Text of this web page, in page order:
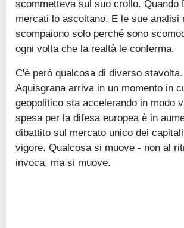
scommetteva sul suo crollo. Quando
mercati lo ascoltano. E le sue analisi
scompaiono solo perché sono
ogni volta che la realtà le conferma.
C'è però qualcosa di diverso
Aquisgrana arriva in un momento in
geopolitico sta accelerando in modo
spesa per la difesa europea è in
dibattito sul mercato unico dei
vigore. Qualcosa si muove - non al
invoca, ma si muove.